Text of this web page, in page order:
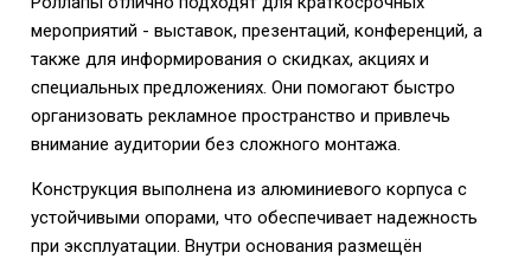
мероприятий - выставок, презентаций, конференций, а
также для информирования о скидках, акциях и
специальных предложениях. Они помогают быстро
организовать рекламное пространство и привлечь
внимание аудитории без сложного монтажа.
Конструкция выполнена из алюминиевого корпуса с
устойчивыми опорами, что обеспечивает надежность
при эксплуатации. Внутри основания размещён